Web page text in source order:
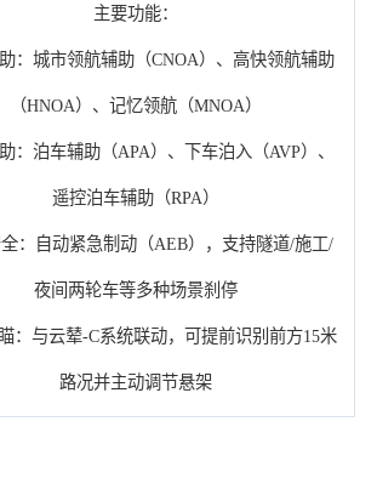
主要功能：
：城市领航辅助（CNOA）、高快领航辅助
（HNOA）、记忆领航（MNOA）
：泊车辅助（APA）、下车泊入（AVP）、
遥控泊车辅助（RPA）
：自动紧急制动（AEB），支持隧道/施工/
夜间两轮车等多种场景刹停
：与云辇-C系统联动，可提前识别前方15米
路况并主动调节悬架